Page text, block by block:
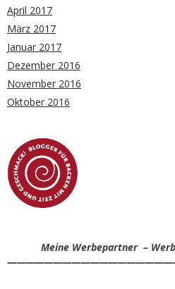
April 2017
März 2017
Januar 2017
Dezember 2016
November 2016
Oktober 2016
Meine Werbepartner –